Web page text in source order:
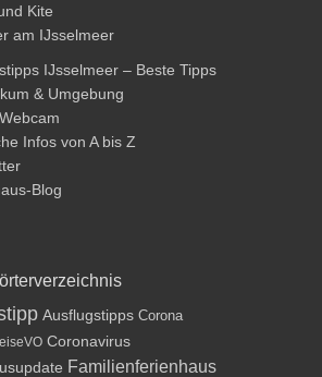
Kite
am IJsselmeer
IJsselmeer – Beste Tipps
& Umgebung
Infos von A bis Z
Blog
Ausflugstipps Corona
Coronavirus
Familienferienhaus